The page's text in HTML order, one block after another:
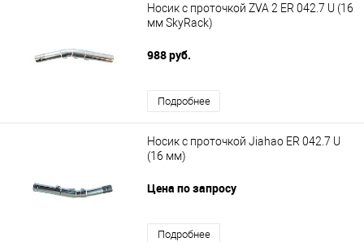
Носик с проточкой ZVA 2 ER 042.7 U (16
мм SkyRack)
988 руб.
Подробнее
Носик с проточкой Jiahao ER 042.7 U
(16 мм)
Цена по запросу
Подробнее